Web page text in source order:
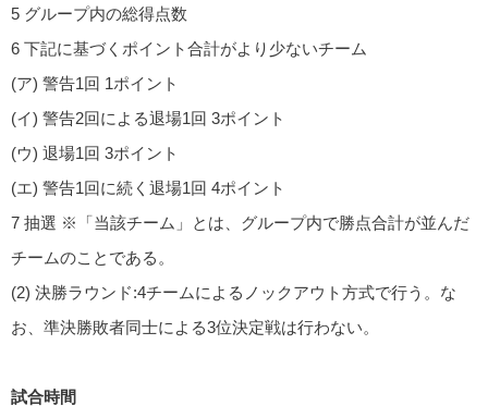
5 グループ内の総得点数
6 下記に基づくポイント合計がより少ないチーム
(ア) 警告1回 1ポイント
(イ) 警告2回による退場1回 3ポイント
(ウ) 退場1回 3ポイント
(エ) 警告1回に続く退場1回 4ポイント
7 抽選 ※「当該チーム」とは、グループ内で勝点合計が並んだ
チームのことである。
(2) 決勝ラウンド:4チームによるノックアウト方式で行う。な
お、準決勝敗者同士による3位決定戦は行わない。
試合時間